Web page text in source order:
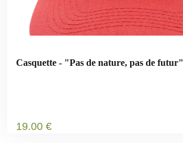
Casquette - "Pas de nature, pas de futur"
19.00 €